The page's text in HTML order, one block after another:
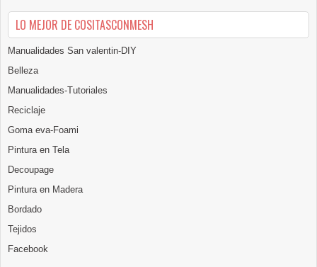
LO MEJOR DE COSITASCONMESH
Manualidades San valentin-DIY
Belleza
Manualidades-Tutoriales
Reciclaje
Goma eva-Foami
Pintura en Tela
Decoupage
Pintura en Madera
Bordado
Tejidos
Facebook